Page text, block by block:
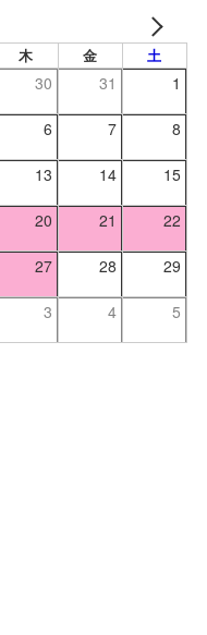
木 金 土
30 31 1
6 7 8
13 14 15
20 21 22
27 28 29
3 4 5